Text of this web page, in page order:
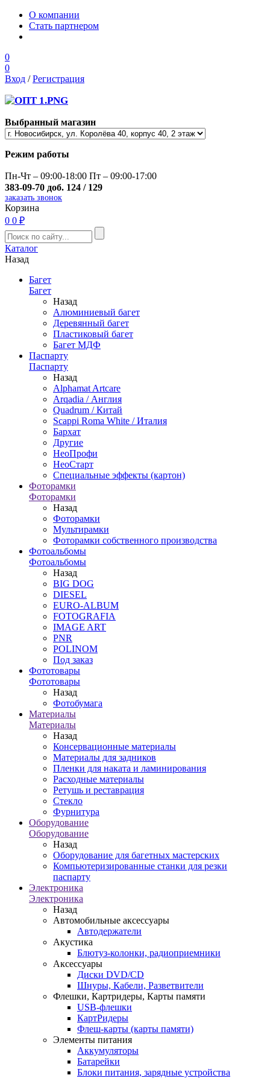
О компании
Стать партнером
0
0
Вход /Регистрация
Выбранный магазин
Режим работы
Пн-Чт – 09:00-18:00 Пт – 09:00-17:00
383-09-70 доб. 124 / 129
заказать звонок
Корзина
0 0 ₽
Каталог
Назад
Багет
Багет
Назад
Алюминиевый багет
Деревянный багет
Пластиковый багет
Багет МДФ
Паспарту
Паспарту
Назад
Alphamat Artcare
Arqadia / Англия
Quadrum / Китай
Scappi Roma White / Италия
Бархат
Другие
НеоПрофи
НеоСтарт
Специальные эффекты (картон)
Фоторамки
Фоторамки
Назад
Фоторамки
Мультирамки
Фоторамки собственного производства
Фотоальбомы
Фотоальбомы
Назад
BIG DOG
DIESEL
EURO-ALBUM
FOTOGRAFIA
IMAGE ART
PNR
POLINOM
Под заказ
Фототовары
Фототовары
Назад
Фотобумага
Материалы
Материалы
Назад
Консервационные материалы
Материалы для задников
Пленки для наката и ламинирования
Расходные материалы
Ретушь и реставрация
Стекло
Фурнитура
Оборудование
Оборудование
Назад
Оборудование для багетных мастерских
Компьютеризированные станки для резки
паспарту
Электроника
Электроника
Назад
Автомобильные аксессуары
Автодержатели
Акустика
Блютуз-колонки, радиоприемники
Аксессуары
Диски DVD/CD
Шнуры, Кабели, Разветвители
Флешки, Картридеры, Карты памяти
USB-флешки
КартРидеры
Флеш-карты (карты памяти)
Элементы питания
Аккумуляторы
Батарейки
Блоки питания, зарядные устройства